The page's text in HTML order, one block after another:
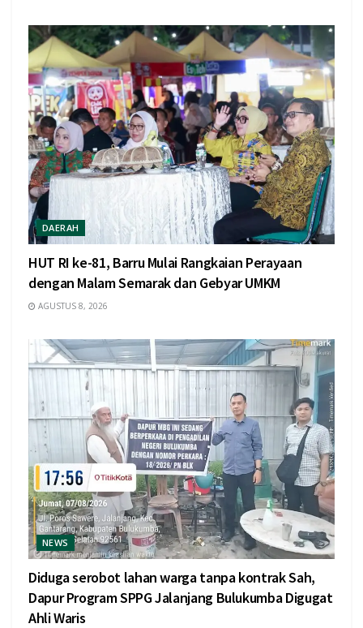
DAERAH
HUT RI ke-81, Barru Mulai Rangkaian Perayaan
dengan Malam Semarak dan Gebyar UMKM
AGUSTUS 8, 2026
NEWS
Diduga serobot lahan warga tanpa kontrak Sah,
Dapur Program SPPG Jalanjang Bulukumba Digugat
Ahli Waris